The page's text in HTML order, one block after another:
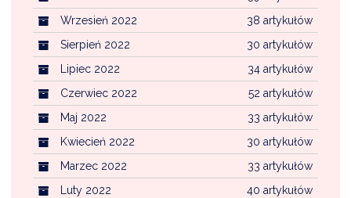
38 artykułów
Wrzesień 2022
30 artykułów
Sierpień 2022
34 artykułów
Lipiec 2022
52 artykułów
Czerwiec 2022
33 artykułów
Maj 2022
30 artykułów
Kwiecień 2022
33 artykułów
Marzec 2022
40 artykułów
Luty 2022